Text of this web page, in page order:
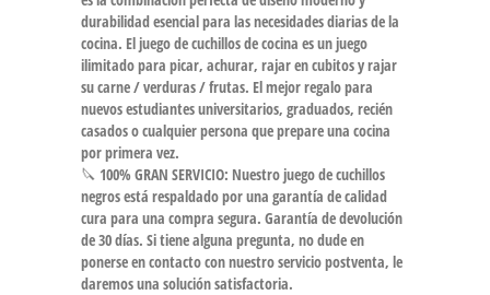
durabilidad esencial para las necesidades diarias de la
cocina. El juego de cuchillos de cocina es un juego
ilimitado para picar, achurar, rajar en cubitos y rajar
su carne / verduras / frutas. El mejor regalo para
nuevos estudiantes universitarios, graduados, recién
casados ​​o cualquier persona que prepare una cocina
por primera vez.
🔪 100% GRAN SERVICIO: Nuestro juego de cuchillos
negros está respaldado por una garantía de calidad
cura para una compra segura. Garantía de devolución
de 30 días. Si tiene alguna pregunta, no dude en
ponerse en contacto con nuestro servicio postventa, le
daremos una solución satisfactoria.